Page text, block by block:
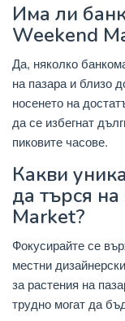
Има ли
Weekend
Да, няколко
на пазара и близо
носенето на
да се избегнат
пиковите часове.
Какви
да търся
Market?
Фокусирайте се
местни
за растения на
трудно могат да